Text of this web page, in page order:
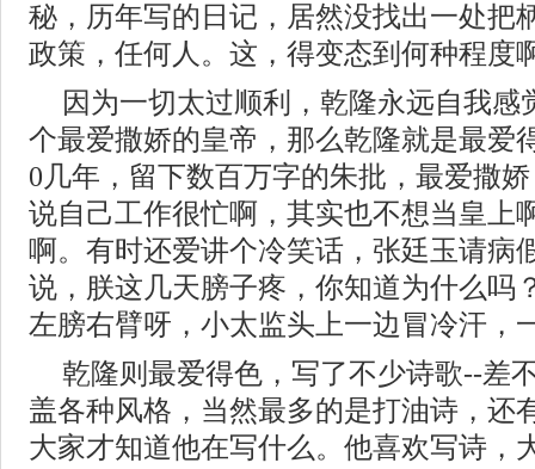
秘，历年写的日记，居然没找出一处把
政策，任何人。这，得变态到何种程度
因为一切太过顺利，乾隆永远自我感
个最爱撒娇的皇帝，那么乾隆就是最爱
0几年，留下数百万字的朱批，最爱撒
说自己工作很忙啊，其实也不想当皇上
啊。有时还爱讲个冷笑话，张廷玉请病
说，朕这几天膀子疼，你知道为什么吗
左膀右臂呀，小太监头上一边冒冷汗，
乾隆则最爱得色，写了不少诗歌--差
盖各种风格，当然最多的是打油诗，还
大家才知道他在写什么。他喜欢写诗，